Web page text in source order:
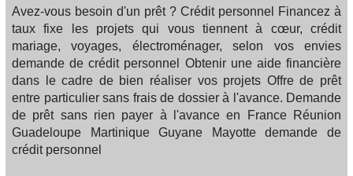
Avez-vous besoin d'un prêt ? Crédit personnel Financez à
taux fixe les projets qui vous tiennent à cœur, crédit
mariage, voyages, électroménager, selon vos envies
demande de crédit personnel Obtenir une aide financière
dans le cadre de bien réaliser vos projets Offre de prêt
entre particulier sans frais de dossier à l'avance. Demande
de prêt sans rien payer à l'avance en France Réunion
Guadeloupe Martinique Guyane Mayotte demande de
crédit personnel